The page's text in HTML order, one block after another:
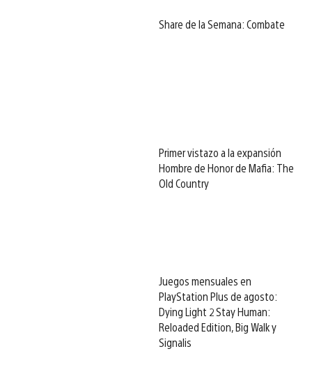
Share de la Semana: Combate
Primer vistazo a la expansión
Hombre de Honor de Mafia: The
Old Country
Juegos mensuales en
PlayStation Plus de agosto:
Dying Light 2 Stay Human:
Reloaded Edition, Big Walk y
Signalis